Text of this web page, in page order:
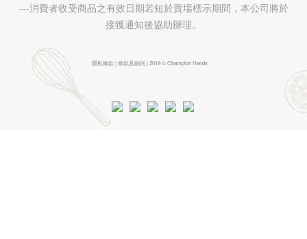
---消費者收受商品之有效日期若短於賣場標示期間，本公司將於
接獲通知後協助辦理。
隱私條款 | 條款及細則 | 2019 © Champion Hands